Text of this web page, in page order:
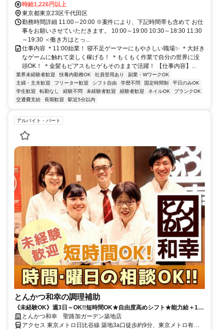
時給1,226円以上
東京都東京23区千代田区
勤務時間詳細 11:00～20:00 ※案件により、下記時間帯も含めて お仕
事をお願いさせていただきます。 10:00～19:00 10:30～18:30 11:30
～19:30 ＜働き方はとっ...
仕事内容 ＊11:00始業！ 寝不足ゲーマーにもやさしい職場✨ ＊大好き
なゲームに触れて楽しく稼げる！ ＊もくもく作業で自分の世界に没
頭OK！ ＊金髪もピアスもヒゲもそのままで活躍！ 【仕事内容】...
業界未経験者歓迎 扶養内勤務OK 社員登用あり
副業・WワークOK
主婦・主夫歓迎
フリーター歓迎 シフト自由 学歴不問 固定時間制
平日のみOK
学生歓迎
転勤なし 経験不問 未経験者歓迎 経験者歓迎 ネイルOK
ブランクOK
交通費支給
長期歓迎 駅近5分以内
アルバイト・パート
とんかつ和幸の調理補助
《未経験OK》週3日～OK!!短時間OK★自由度高めシフト★能力給＋180
円迄★面接時､履歴書不要
とんかつ和幸 聖路加ガーデン築地店
アクセス 東京メトロ日比谷線 築地3a口徒歩約9分、東京メトロ有楽